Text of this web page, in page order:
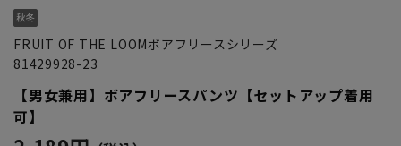
FRUIT OF THE LOOMボアフリースシリーズ
81429928-23
【男女兼用】ボアフリースパンツ【セットアップ着用
可】